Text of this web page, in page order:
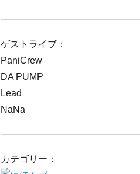
ゲストライブ：
PaniCrew
DA PUMP
Lead
NaNa
カテゴリー：